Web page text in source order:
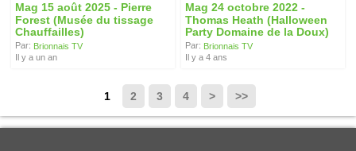
Mag 15 août 2025 - Pierre
Forest (Musée du tissage
Chauffailles)
Par: Brionnais TV
Il y a un an
Mag 24 octobre 2022 -
Thomas Heath (Halloween
Party Domaine de la Doux)
Par: Brionnais TV
Il y a 4 ans
1 2 3 4 > >>